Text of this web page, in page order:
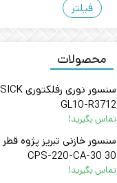
فیلتر
محصولات
سنسور نوری رفلکتوری SICK
GL10-R3712
تماس بگیرید!
سنسور خازنی تبریز پژوه قطر
30 CPS-220-CA-30
تماس بگیرید!